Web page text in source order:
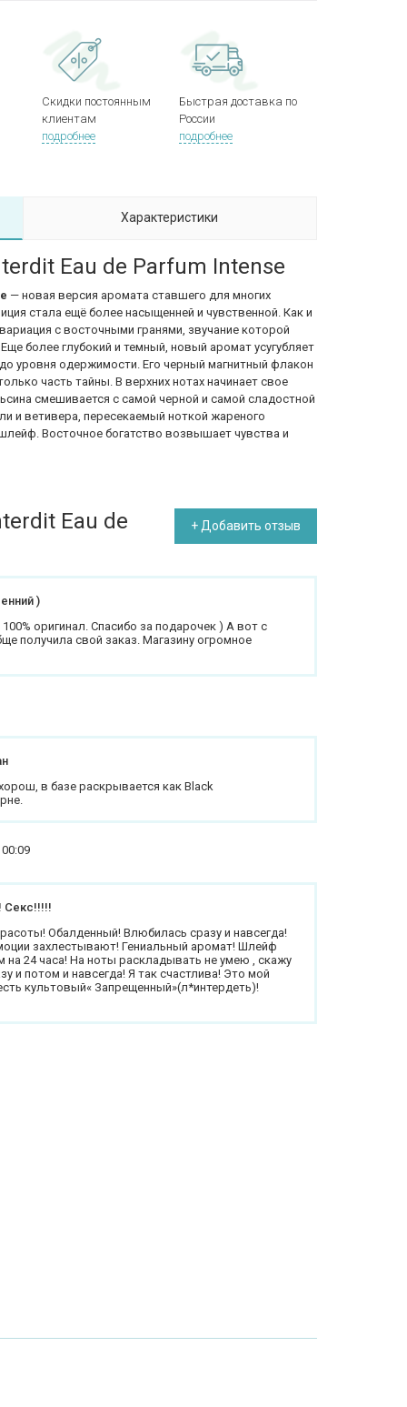
Скидки постоянным
клиентам
подробнее
Быстрая доставка по
России
подробнее
Характеристики
Eau de Parfum Intense
— новая версия аромата ставшего для многих
стала ещё более насыщенней и чувственной. Как и
с восточными гранями, звучание которой
более глубокий и темный, новый аромат усугубляет
уровня одержимости. Его черный магнитный флакон
часть тайны. В верхних нотах начинает свое
смешивается с самой черной и самой сладостной
и ветивера, пересекаемый ноткой жареного
шлейф.Восточное богатство возвышает чувства и
Eau de + Добавить отзыв
)
оригинал. Спасибо за подарочек ) А вот с
получила свой заказ. Магазину огромное
в базе раскрывается как Black
Секс!!!!!
Обалденный! Влюбилась сразу и навсегда!
захлестывают! Гениальный аромат! Шлейф
на 24 часа! На ноты раскладывать не умею , скажу
и потом и навсегда! Я так счастлива! Это мой
культовый« Запрещенный»(л*интердеть)!